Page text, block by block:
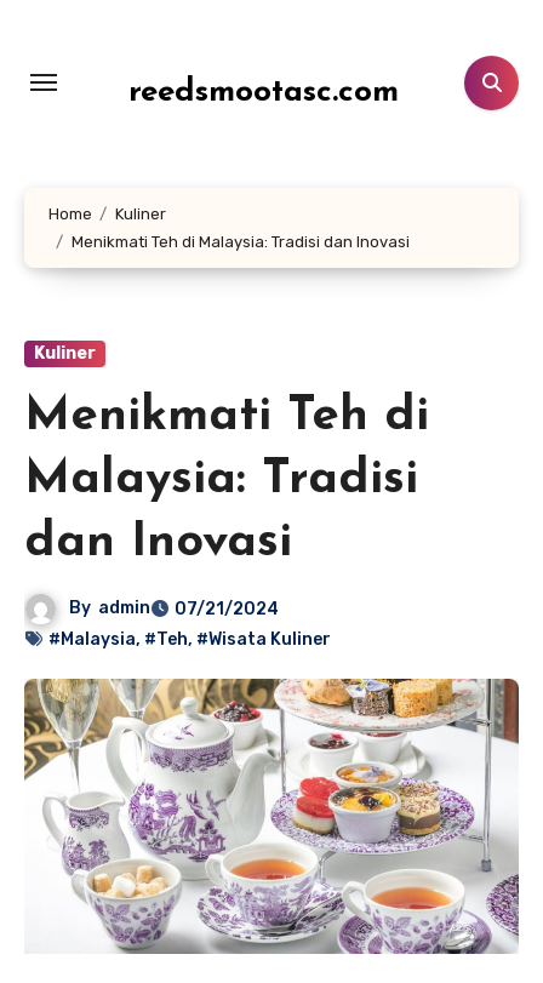
konten
reedsmootasc.com
Home
Kuliner
Menikmati Teh di Malaysia: Tradisi dan Inovasi
Kuliner
Menikmati Teh di
Malaysia: Tradisi
dan Inovasi
By admin
07/21/2024
#Malaysia, #Teh, #Wisata Kuliner